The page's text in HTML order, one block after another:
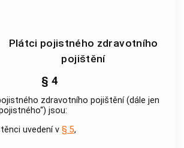
Plátci pojistného zdravotního
pojištění
§ 4
zdravotního pojištění (dále jen
jsou:
uvedení v § 5,